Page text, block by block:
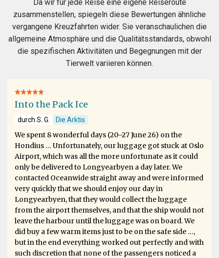
Da wir für jede Reise eine eigene Reiseroute
zusammenstellen, spiegeln diese Bewertungen ähnliche
vergangene Kreuzfahrten wider. Sie veranschaulichen die
allgemeine Atmosphäre und die Qualitätsstandards, obwohl
die spezifischen Aktivitäten und Begegnungen mit der
Tierwelt variieren können.
Into the Pack Ice
durch S. G. Die Arktis
We spent 8 wonderful days (20–27 June 26) on the
Hondius … Unfortunately, our luggage got stuck at Oslo
Airport, which was all the more unfortunate as it could
only be delivered to Longyearbyen a day later. We
contacted Oceanwide straight away and were informed
very quickly that we should enjoy our day in
Longyearbyen, that they would collect the luggage
from the airport themselves, and that the ship would not
leave the harbour until the luggage was on board. We
did buy a few warm items just to be on the safe side …,
but in the end everything worked out perfectly and with
such discretion that none of the passengers noticed a